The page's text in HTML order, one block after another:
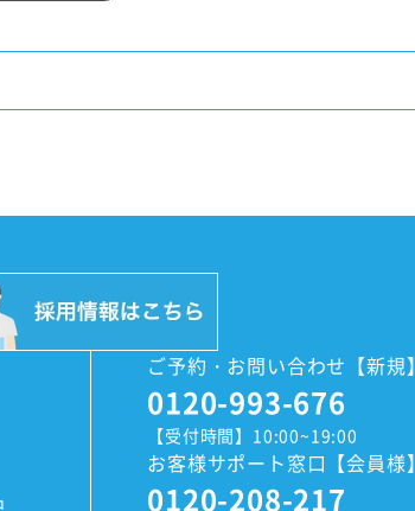
ご予約・お問い合わせ【新規】
0120-993-676
【受付時間】10:00~19:00
お客様サポート窓口【会員様】
0120-208-217